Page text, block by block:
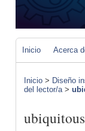
Inicio Acerca
Inicio > Diseño
del lector/a>
ubiquitous